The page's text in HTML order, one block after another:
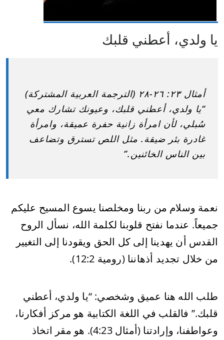
يا ولدي، أعطني قلبك
أمثال ٢٣: ٢٦-٢٨ (الترجمة العربية المشتركة)
“يا ولدي، أعطني قلبك، وعيونك تشارك معي
سُبلي، لأن امرأة زانية حفرة عميقة، وامرأة
غادرة بئر ضيقة. مثل اللص تسترق وتضاعف
بين الناس الخائنين.”
نعمة وسلام من ربنا ومخلصنا يسوع المسيح عليكم
جميعاً. عندما نفتح قلوبنا لكلمة الله، نسأل الروح
القدس أن يهدينا إلى كل الحق ويقودنا إلى التغيير
من خلال تجديد أذهاننا (رومية 12:2).
طلب الله هنا عميق وشخصي: “يا ولدي، أعطني
قلبك.” فالقلب في اللغة الكتابية هو مركز أفكارنا،
وعواطفنا، وإرادتنا (أمثال 4:23). هو مقر اتخاذ